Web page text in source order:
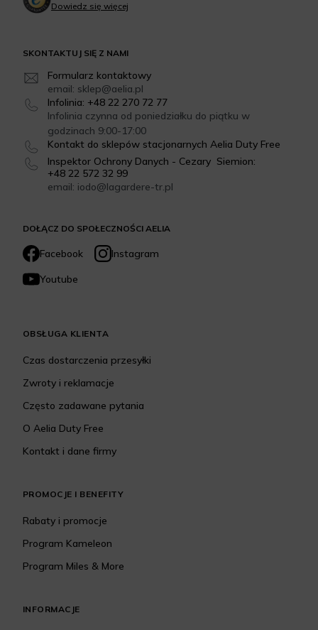
DOŁĄCZ DO SPOŁECZNOŚCI AELIA
Facebook
Instagram
Youtube
SKONTAKTUJ SIĘ Z NAMI
Formularz kontaktowy
email: sklep@aelia.pl
Infolinia: +48 22 270 72 77
Infolinia czynna od poniedziałku do piątku w
godzinach 9:00-17:00
Kontakt do sklepów stacjonarnych Aelia Duty Free
Inspektor Ochrony Danych - Cezary Siemion:
+48 22 572 32 99
email: iodo@lagardere-tr.pl
OBSŁUGA KLIENTA
Czas dostarczenia przesyłki
Zwroty i reklamacje
Często zadawane pytania
O Aelia Duty Free
Kontakt i dane firmy
PROMOCJE I BENEFITY
Rabaty i promocje
Program Kameleon
Program Miles & More
INFORMACJE
Dowiedz się więcej